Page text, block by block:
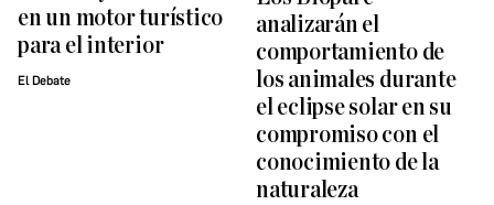
en un motor turístico
para el interior
El Debate
analizarán el
comportamiento de
los animales durante
el eclipse solar en su
compromiso con el
conocimiento de la
naturaleza